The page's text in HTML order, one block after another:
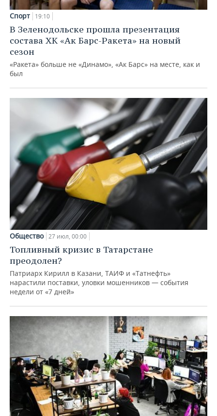
Спорт 19:10
В Зеленодольске прошла презентация
состава ХК «Ак Барс-Ракета» на новый
сезон
«Ракета» больше не «Динамо», «Ак Барс» на месте, как и
был
Общество 27 июл, 00:00
Топливный кризис в Татарстане
преодолен?
Патриарх Кирилл в Казани, ТАИФ и «Татнефть»
нарастили поставки, уловки мошенников — события
недели от «7 дней»